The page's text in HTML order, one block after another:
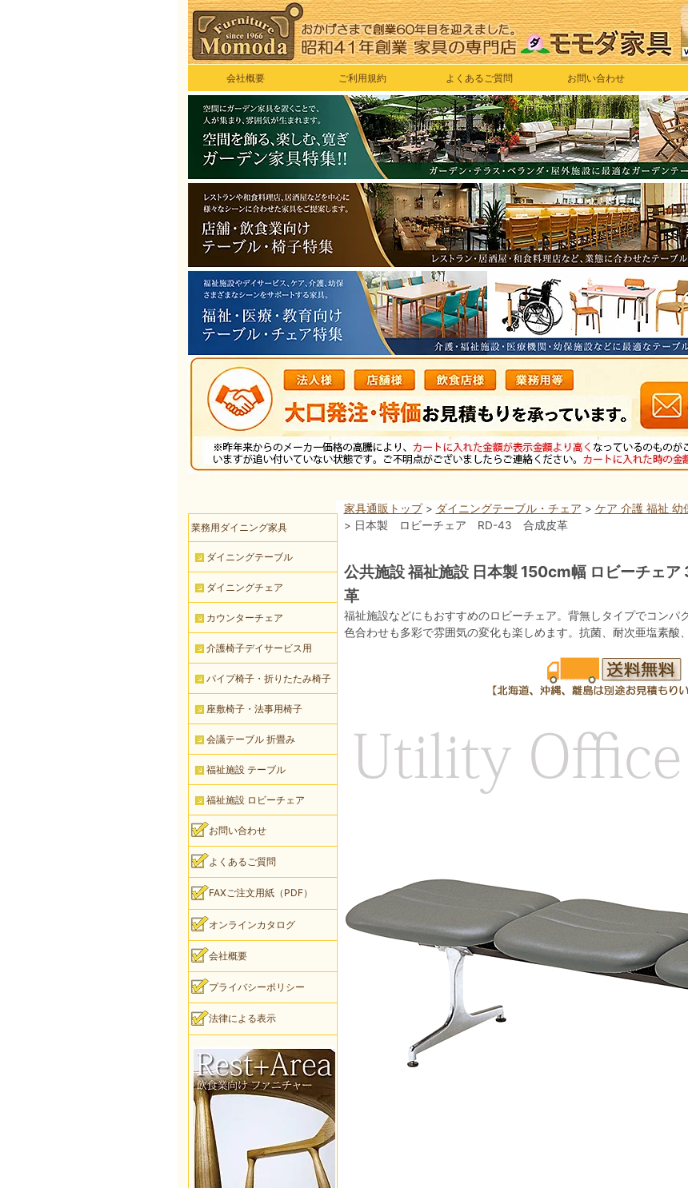
会社概要 ご利用規約 よくあるご質問 お問い合わせ
家具通販トップ> ダイニングテーブル・チェア > ケア 介護 福祉 幼
> 日本製 ロビーチェア RD-43 合成皮革
公共施設 福祉施設 日本製 150cm幅 ロビーチェ
革
福祉施設などにもおすすめのロビーチェア。背無しタイプでコンパ
色合わせも多彩で雰囲気の変化も楽しめます。抗菌、耐次亜塩素酸
業務用ダイニング家具
ダイニングテーブル
ダイニングチェア
カウンターチェア
介護椅子デイサービス用
パイプ椅子・折りたたみ椅子
座敷椅子・法事用椅子
会議テーブル 折畳み
福祉施設 テーブル
福祉施設 ロビーチェア
お問い合わせ
よくあるご質問
FAXご注文用紙（PDF）
オンラインカタログ
会社概要
プライバシーポリシー
法律による表示